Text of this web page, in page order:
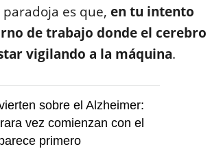
es que, en tu intento
de trabajo donde el cerebro
vigilando a la máquina.
sobre el Alzheimer:
vez comienzan con el
primero